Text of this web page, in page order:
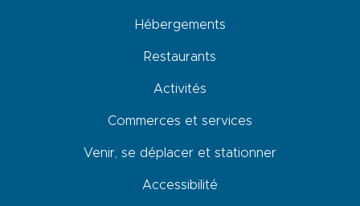
Hébergements
Restaurants
Activités
Commerces et services
Venir, se déplacer et stationner
Accessibilité